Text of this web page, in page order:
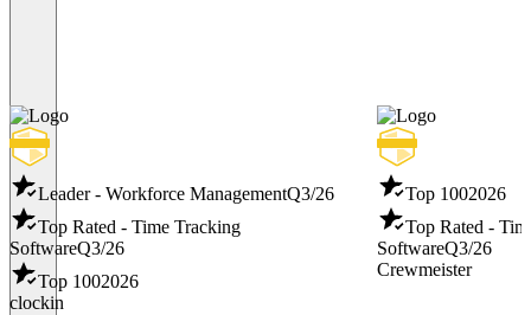
Leader - Workforce ManagementQ3/26
Top Rated - Time Tracking
SoftwareQ3/26
Top 1002026
clockin
Top 1002026
Top Rated -
SoftwareQ3/26
Crewmeister